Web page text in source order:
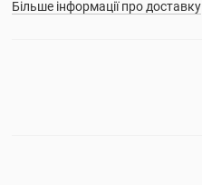
Більше інформації про доставку